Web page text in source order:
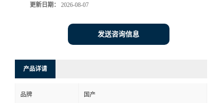
更新日期： 2026-08-07
发送咨询信息
产品详请
品牌 国产